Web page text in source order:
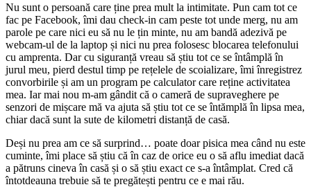
Nu sunt o persoană care ține prea mult la intimitate. Pun cam tot ce
fac pe Facebook, îmi dau check-in cam peste tot unde merg, nu am
parole pe care nici eu să nu le țin minte, nu am bandă adezivă pe
webcam-ul de la laptop și nici nu prea folosesc blocarea telefonului
cu amprenta. Dar cu siguranță vreau să știu tot ce se întâmplă în
jurul meu, pierd destul timp pe rețelele de scoializare, îmi înregistrez
convorbirile și am un program pe calculator care reține activitatea
mea. Iar mai nou m-am gândit că o cameră de supraveghere pe
senzori de mișcare mă va ajuta să știu tot ce se întămplă în lipsa mea,
chiar dacă sunt la sute de kilometri distanță de casă.
Deși nu prea am ce să surprind… poate doar pisica mea când nu este
cuminte, îmi place să știu că în caz de orice eu o să aflu imediat dacă
a pătruns cineva în casă și o să știu exact ce s-a întâmplat. Cred că
întotdeauna trebuie să te pregătești pentru ce e mai rău.